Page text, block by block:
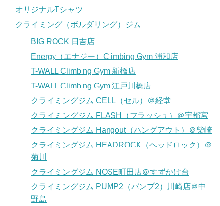
オリジナルTシャツ
クライミング（ボルダリング）ジム
BIG ROCK 日吉店
Energy（エナジー）Climbing Gym 浦和店
T-WALL Climbing Gym 新橋店
T-WALL Climbing Gym 江戸川橋店
クライミングジム CELL（セル）＠経堂
クライミングジム FLASH（フラッシュ）＠宇都宮
クライミングジム Hangout（ハングアウト）＠柴崎
クライミングジム HEADROCK（ヘッドロック）＠
菊川
クライミングジム NOSE町田店＠すずかけ台
クライミングジム PUMP2（パンプ2）川崎店＠中
野島